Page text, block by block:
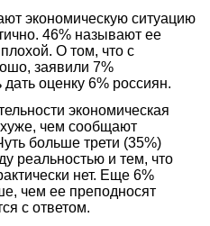
экономическую ситуацию
46% называют ее
О том, что с
заявили 7%
оценку 6% россиян.
экономическая
хуже, чем сообщают
больше трети (35%)
реальностью и тем, что
нет. Еще 6%
чем ее преподносят
с ответом.